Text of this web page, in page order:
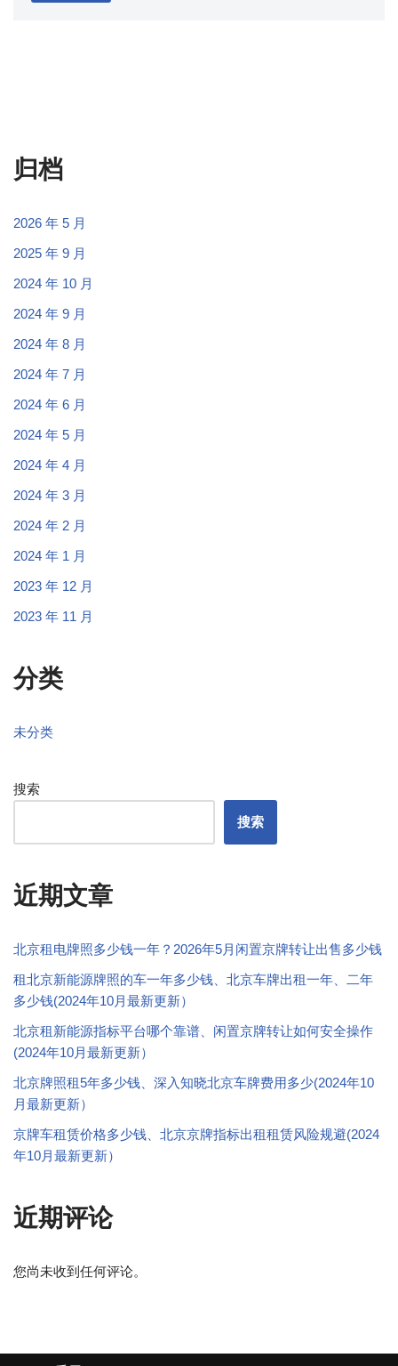
归档
2026 年 5 月
2025 年 9 月
2024 年 10 月
2024 年 9 月
2024 年 8 月
2024 年 7 月
2024 年 6 月
2024 年 5 月
2024 年 4 月
2024 年 3 月
2024 年 2 月
2024 年 1 月
2023 年 12 月
2023 年 11 月
分类
未分类
搜索
搜索
近期文章
北京租电牌照多少钱一年？2026年5月闲置京牌转让出售多少钱
租北京新能源牌照的车一年多少钱、北京车牌出租一年、二年
多少钱(2024年10月最新更新）
北京租新能源指标平台哪个靠谱、闲置京牌转让如何安全操作
(2024年10月最新更新）
北京牌照租5年多少钱、深入知晓北京车牌费用多少(2024年10
月最新更新）
京牌车租赁价格多少钱、北京京牌指标出租租赁风险规避(2024
年10月最新更新）
近期评论
您尚未收到任何评论。